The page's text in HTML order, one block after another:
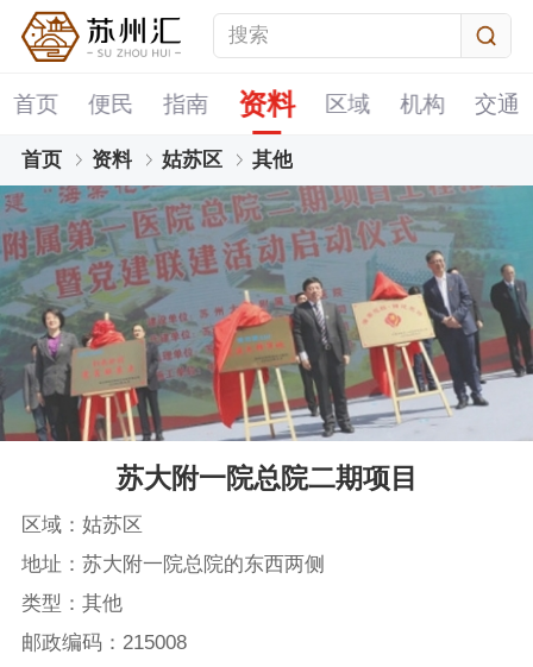
首页 便民 指南 资料 区域 机构 交通
首页 资料 姑苏区 其他
苏大附一院总院二期项目
区域：姑苏区
地址：苏大附一院总院的东西两侧
类型：其他
邮政编码：215008